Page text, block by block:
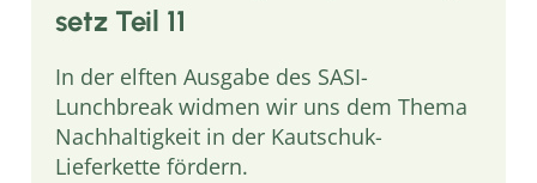
setz Teil 11
In der elften Ausgabe des SASI-
Lunchbreak widmen wir uns dem Thema
Nachhaltigkeit in der Kautschuk-
Lieferkette fördern.